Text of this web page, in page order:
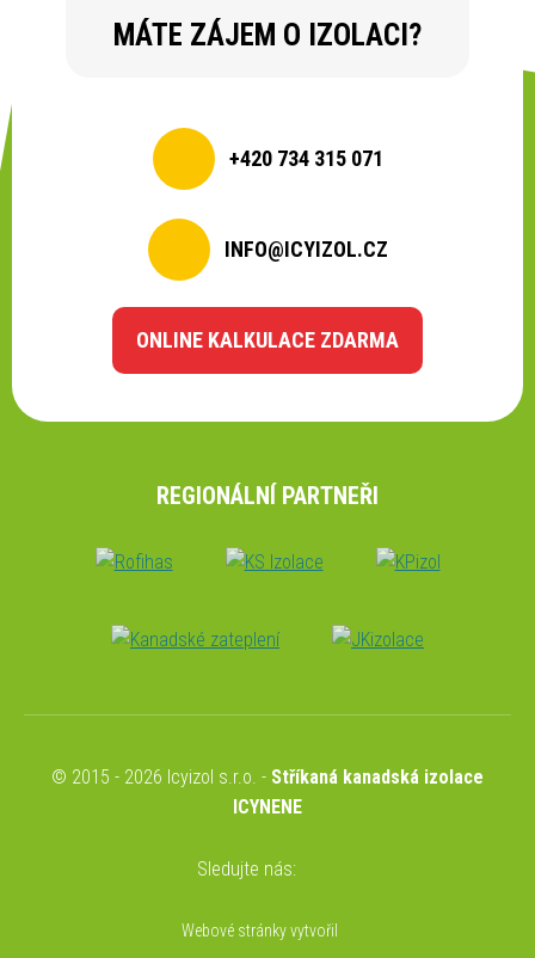
MÁTE ZÁJEM O IZOLACI?
+420 734 315 071
INFO@ICYIZOL.CZ
ONLINE KALKULACE ZDARMA
REGIONÁLNÍ PARTNEŘI
© 2015 - 2026 Icyizol s.r.o. - Stříkaná kanadská izolace
ICYNENE
Sledujte nás:
Webové stránky vytvořil